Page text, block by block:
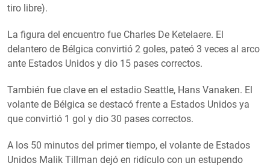
tiro libre).
La figura del encuentro fue Charles De Ketelaere. El
delantero de Bélgica convirtió 2 goles, pateó 3 veces al arco
ante Estados Unidos y dio 15 pases correctos.
También fue clave en el estadio Seattle, Hans Vanaken. El
volante de Bélgica se destacó frente a Estados Unidos ya
que convirtió 1 gol y dio 30 pases correctos.
A los 50 minutos del primer tiempo, el volante de Estados
Unidos Malik Tillman dejó en ridículo con un estupendo